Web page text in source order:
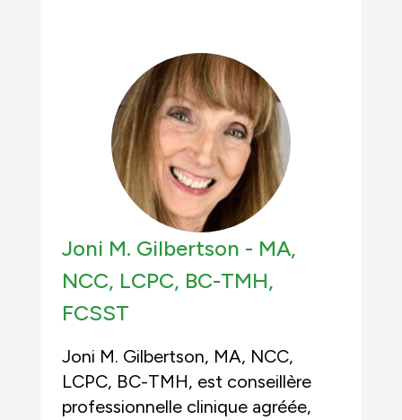
Joni M. Gilbertson - MA,
NCC, LCPC, BC-TMH,
FCSST
Joni M. Gilbertson, MA, NCC,
LCPC, BC-TMH, est conseillère
professionnelle clinique agréée,